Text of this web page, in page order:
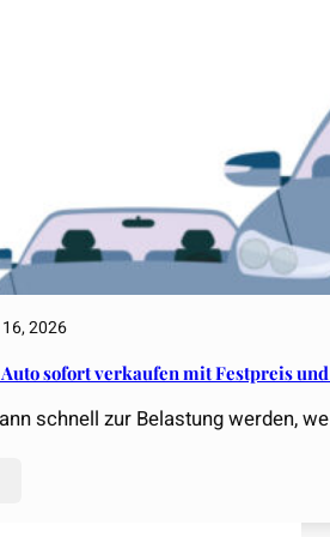
2026
sofort verkaufen mit Festpreis
schnell zur Belastung werden,